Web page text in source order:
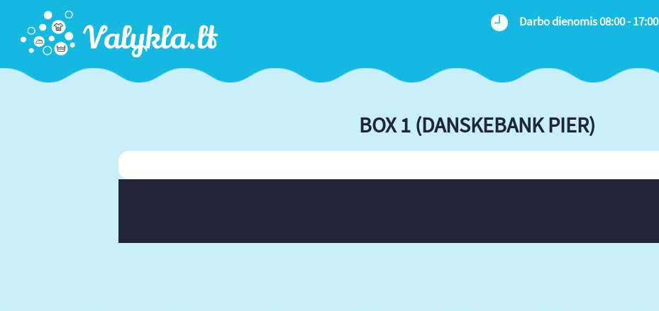
Darbo dienomis 08:00 - 17:00
BOX 1 (DANSKEBANK PIER)